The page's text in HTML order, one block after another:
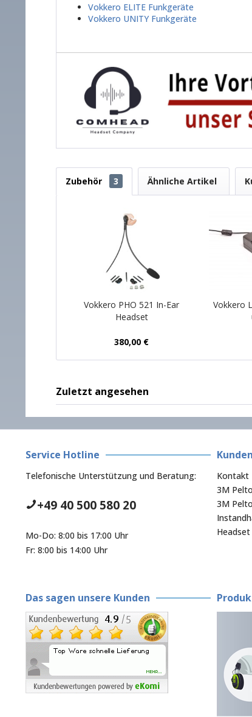
Vokkero ELITE Funkgeräte
Vokkero UNITY Funkgeräte
Zubehör 3 Ähnliche Artikel
Vokkero PHO 521 In-Ear
Headset
380,00 €
Vokkero
Zuletzt angesehen
Service Hotline
Telefonische Unterstützung und Beratung:
+49 40 500 580 20
Mo-Do: 8:00 bis 17:00 Uhr
Fr: 8:00 bis 14:00 Uhr
Kontakt
3M
3M
Das sagen unsere Kunden